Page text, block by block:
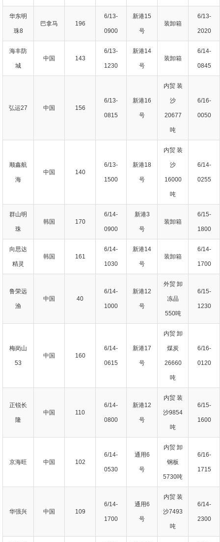
华东明
珠8
巴拿马 196
6/13-
0900
新港15
号
装卸箱
6/13-
2020
海丰防
城
中国 143
6/13-
1230
新港14
号
装卸箱
6/14-
0845
弘运27 中国 156
6/13-
0815
新港16
号
内贸 装
沙
20677
吨
6/16-
0050
顺鑫航
海
中国 140
6/13-
1500
新港18
号
内贸 装
沙
16000
吨
6/14-
0255
群山明
珠
韩国 170
6/14-
0900
新港3
号
装卸箱
6/15-
1800
向思达
精灵
韩国 161
6/14-
1030
新港14
号
装卸箱
6/14-
1700
鲁荣远
渔
中国 40
6/14-
1000
新港12
号
外贸 卸
冻品
550吨
6/15-
1230
梅岗山
53
中国 160
6/14-
0615
新港17
号
内贸 卸
煤炭
26660
吨
6/16-
0120
正锐长
隆
中国 110
6/14-
0800
新港12
号
内贸 装
沙9854
吨
6/15-
1600
京海旺 中国 102
6/14-
0530
通用6
号
内贸 卸
钢板
5730吨
6/16-
1715
华强兴 中国 109
6/14-
1700
通用6
号
内贸 装
沙7493
吨
6/14-
2300